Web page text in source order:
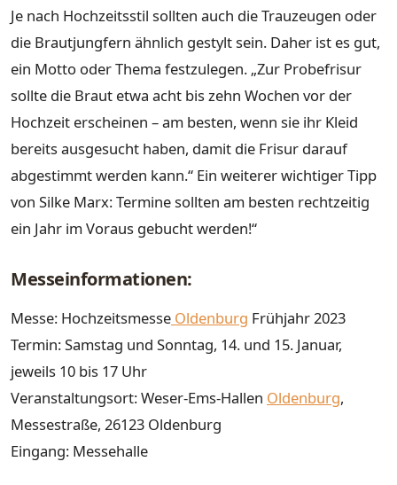
Je nach Hochzeitsstil sollten auch die Trauzeugen oder
die Brautjungfern ähnlich gestylt sein. Daher ist es gut,
ein Motto oder Thema festzulegen. „Zur Probefrisur
sollte die Braut etwa acht bis zehn Wochen vor der
Hochzeit erscheinen – am besten, wenn sie ihr Kleid
bereits ausgesucht haben, damit die Frisur darauf
abgestimmt werden kann.“ Ein weiterer wichtiger Tipp
von Silke Marx: Termine sollten am besten rechtzeitig
ein Jahr im Voraus gebucht werden!“
Messeinformationen:
Messe: Hochzeitsmesse Oldenburg Frühjahr 2023
Termin: Samstag und Sonntag, 14. und 15. Januar,
jeweils 10 bis 17 Uhr
Veranstaltungsort: Weser-Ems-Hallen Oldenburg,
Messestraße, 26123 Oldenburg
Eingang: Messehalle